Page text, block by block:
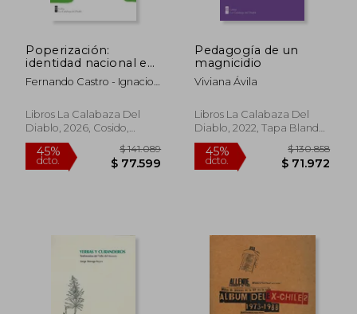
Poperización:
identidad nacional en
la era de la cultura
pop
Fernando Castro - Ignacio
Libros La Calabaza Del
Diablo, 2026, Cosido,
Nuevo
Pedagogía de un
magnicidio
Viviana Ávila
Libros La Calabaza Del
Diablo, 2022, Tapa Blanda,
Nuevo